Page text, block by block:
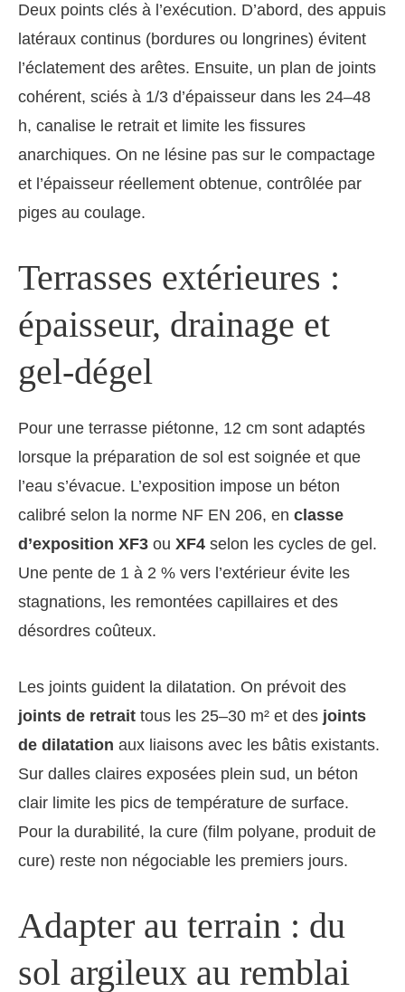
Deux points clés à l’exécution. D’abord, des appuis
latéraux continus (bordures ou longrines) évitent
l’éclatement des arêtes. Ensuite, un plan de joints
cohérent, sciés à 1/3 d’épaisseur dans les 24–48
h, canalise le retrait et limite les fissures
anarchiques. On ne lésine pas sur le compactage
et l’épaisseur réellement obtenue, contrôlée par
piges au coulage.
Terrasses extérieures :
épaisseur, drainage et
gel-dégel
Pour une terrasse piétonne, 12 cm sont adaptés
lorsque la préparation de sol est soignée et que
l’eau s’évacue. L’exposition impose un béton
calibré selon la norme NF EN 206, en classe
d’exposition XF3 ou XF4 selon les cycles de gel.
Une pente de 1 à 2 % vers l’extérieur évite les
stagnations, les remontées capillaires et des
désordres coûteux.
Les joints guident la dilatation. On prévoit des
joints de retrait tous les 25–30 m² et des joints
de dilatation aux liaisons avec les bâtis existants.
Sur dalles claires exposées plein sud, un béton
clair limite les pics de température de surface.
Pour la durabilité, la cure (film polyane, produit de
cure) reste non négociable les premiers jours.
Adapter au terrain : du
sol argileux au remblai